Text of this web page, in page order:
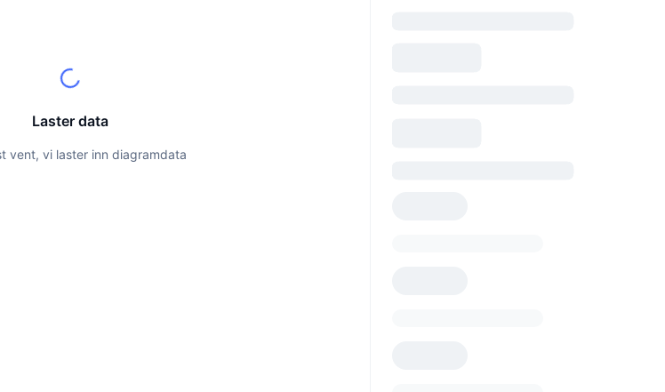
Laster data
vent, vi laster inn diagramdata